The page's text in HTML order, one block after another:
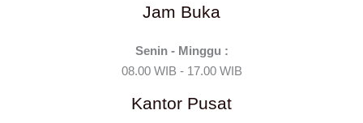
Jam Buka
Senin - Minggu :
08.00 WIB - 17.00 WIB
Kantor Pusat